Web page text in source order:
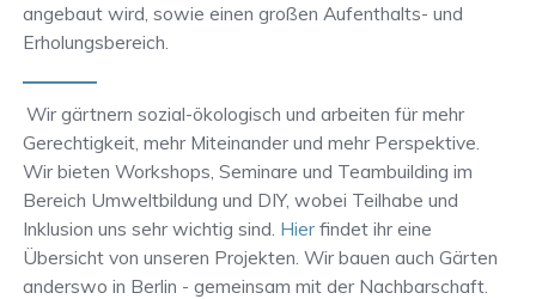
angebaut wird, sowie einen großen Aufenthalts- und
Erholungsbereich.
Wir gärtnern sozial-ökologisch und arbeiten für mehr
Gerechtigkeit, mehr Miteinander und mehr Perspektive.
Wir bieten Workshops, Seminare und Teambuilding im
Bereich Umweltbildung und DIY, wobei Teilhabe und
Inklusion uns sehr wichtig sind. Hierfindet ihr eine
Übersicht von unseren Projekten. Wir bauen auch Gärten
anderswo in Berlin - gemeinsam mit der Nachbarschaft.